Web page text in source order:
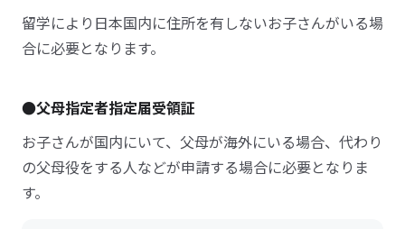
留学により日本国内に住所を有しないお子さんがいる場
合に必要となります。
●父母指定者指定届受領証
お子さんが国内にいて、父母が海外にいる場合、代わり
の父母役をする人などが申請する場合に必要となりま
す。